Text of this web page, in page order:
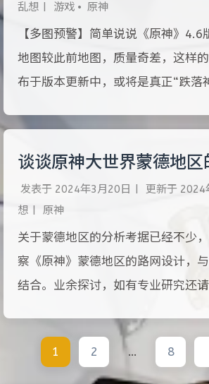
乱想
游戏 • 原神
【多图预警】简单说说《原神》4.6
地图较此前地图，质量奇差，这样
布于版本更新中，或将是真正“跌落
部分，并非玩家的核心体验，原神
现状，只是该破的滤镜迟早都要破。
谈谈原神大世界蒙德地区
发表于 2024年3月20日 更新于 2024
想
原神
关于蒙德地区的分析考据已经不少
察《原神》蒙德地区的路网设计，
结合。业余探讨，如有专业研究还请
1 2 … 8